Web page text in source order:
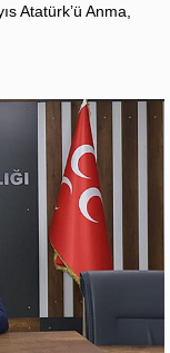
Atatürk’ü Anma,